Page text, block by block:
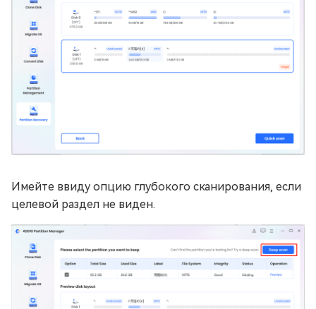
Имейте ввиду опцию глубокого сканирования, если
целевой раздел не виден.